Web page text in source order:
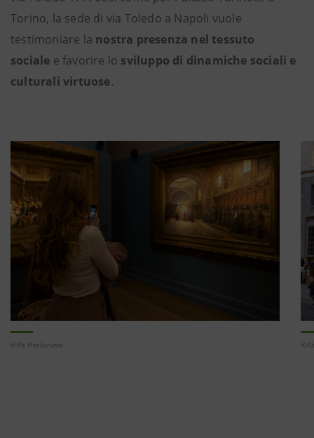
Torino, la sede di via Toledo a Napoli vuole
testimoniare la nostra presenza nel tessuto
sociale e favorire lo sviluppo di dinamiche sociali e
culturali virtuose.
© Ph. Vito Lorusso ©